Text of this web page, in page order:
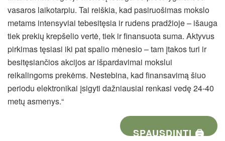
vasaros laikotarpiu. Tai reiškia, kad pasiruošimas mokslo
metams intensyviai tebesitęsia ir rudens pradžioje – išauga
tiek prekių krepšelio vertė, tiek ir finansuota suma. Aktyvus
pirkimas tęsiasi iki pat spalio mėnesio – tam įtakos turi ir
besitęsiančios akcijos ar išpardavimai mokslui
reikalingoms prekėms. Nestebina, kad finansavimą šiuo
periodu elektronikai įsigyti dažniausiai renkasi vedę 24-40
metų asmenys.“
SPAUSDINTI 🖨